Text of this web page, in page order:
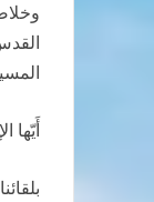
أَيّها